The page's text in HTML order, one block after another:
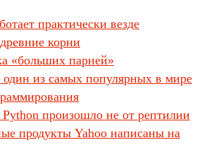
практически везде
корни
«больших парней»
из самых популярных в мире
произошло не от рептилии
продукты Yahoo написаны на